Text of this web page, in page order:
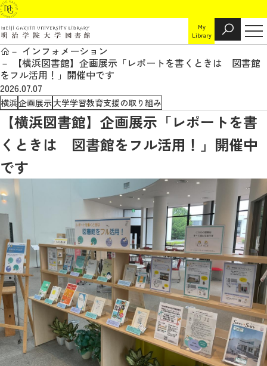
My
Library
インフォメーション
【横浜図書館】企画展示「レポートを書くときは 図書館
をフル活用！」開催中です
2026.07.07
横浜企画展示大学学習教育支援の取り組み
【横浜図書館】企画展示「レポートを書
くときは 図書館をフル活用！」開催中
です